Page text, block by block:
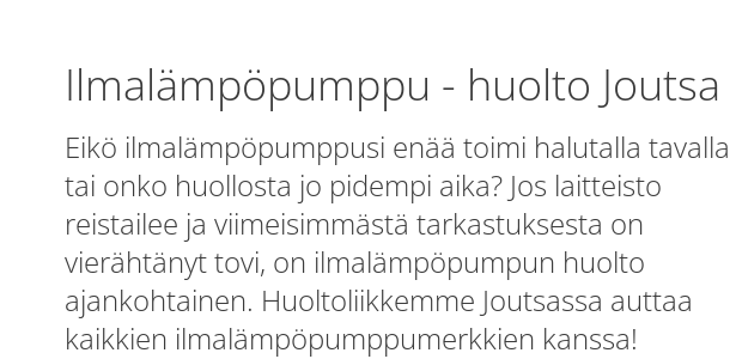
Ilmalämpöpumppu - huolto Joutsa
Eikö ilmalämpöpumppusi enää toimi halutalla tavalla
tai onko huollosta jo pidempi aika? Jos laitteisto
reistailee ja viimeisimmästä tarkastuksesta on
vierähtänyt tovi, on ilmalämpöpumpun huolto
ajankohtainen. Huoltoliikkemme Joutsassa auttaa
kaikkien ilmalämpöpumppumerkkien kanssa!